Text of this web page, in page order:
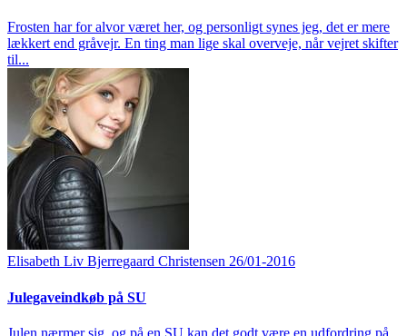
Frosten har for alvor været her, og personligt synes jeg, det er mere
lækkert end gråvejr. En ting man lige skal overveje, når vejret skifter
til...
Elisabeth Liv Bjerregaard Christensen 26/01-2016
Julegaveindkøb på SU
Julen nærmer sig, og på en SU kan det godt være en udfordring på